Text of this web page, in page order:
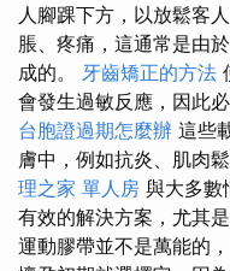
人腳踝下方，以放鬆客
脹、疼痛，這通常是由
成的。 牙齒矯正的方法
會發生過敏反應，因此
台胞證過期怎麼辦 這些
膚中，例如抗炎、肌肉
理之家 單人房 與大多數
有效的解決方案，尤其
運動膠帶並不是萬能的